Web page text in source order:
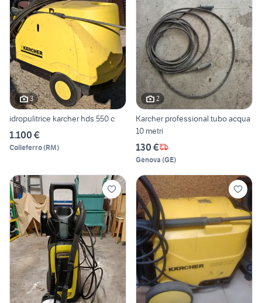
3
idropulitrice karcher hds 550 c
1.100 €
Colleferro(RM)
2
Karcher professional tubo acqua
10 metri
130 €
Genova (GE)